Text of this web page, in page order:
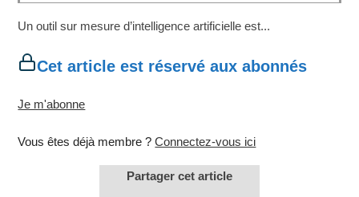
Un outil sur mesure d’intelligence artificielle est...
Cet article est réservé aux abonnés
Je m'abonne
Vous êtes déjà membre ?Connectez-vous ici
Partager cet article